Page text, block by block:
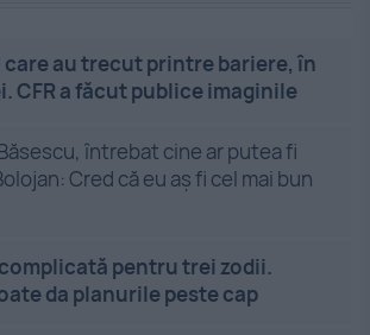
au trecut printre bariere, în
CFR a făcut publice imaginile
întrebat cine ar putea fi
Cred că eu aș fi cel mai bun
pentru trei zodii.
da planurile peste cap